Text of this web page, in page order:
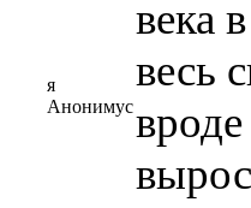
я
Анонимус
века
весь